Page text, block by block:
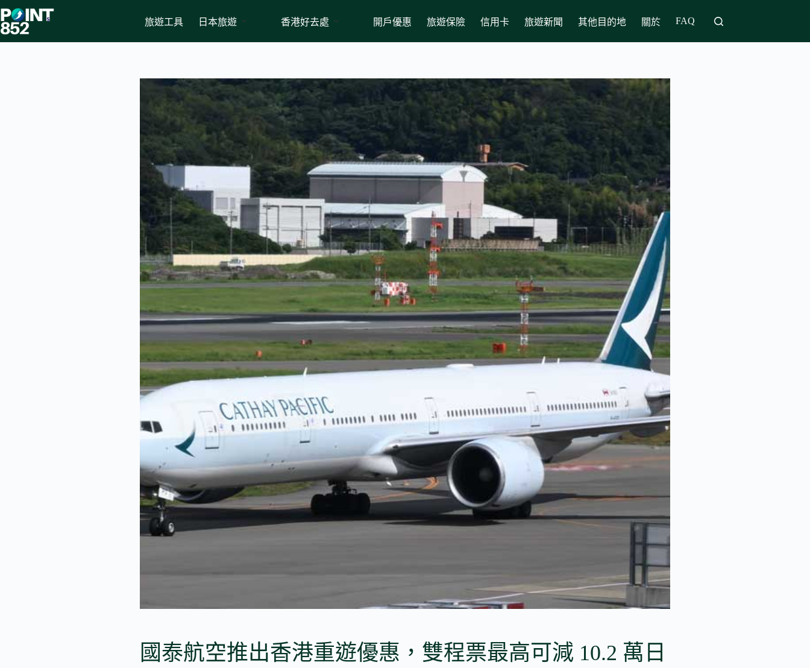
to
content
旅遊工具 日本旅遊 香港好去處 開戶優惠 旅遊保險 信用卡 旅遊新聞 其他目的地 關於 FAQ
國泰航空推出香港重遊優惠，雙程票最高可減 10.2 萬日